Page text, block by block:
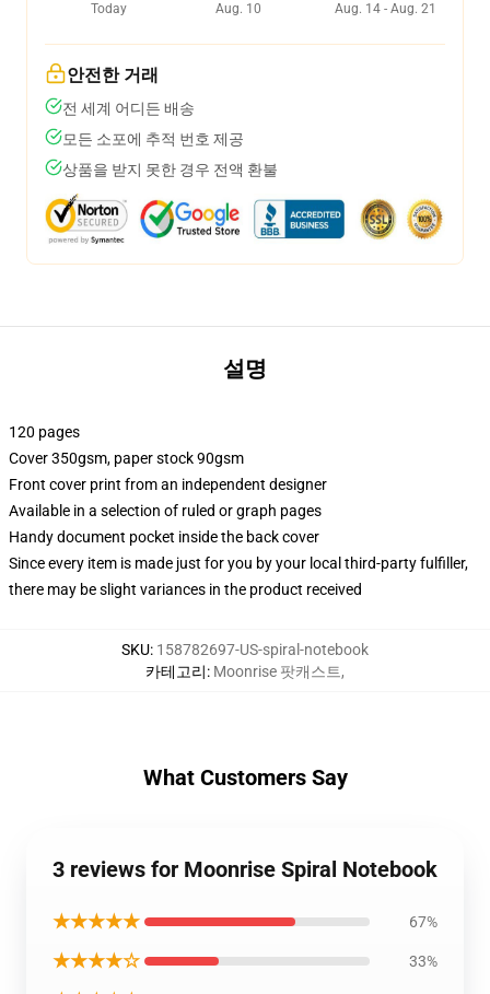
Today
Aug. 10
Aug. 14 - Aug. 21
안전한 거래
전 세계 어디든 배송
모든 소포에 추적 번호 제공
상품을 받지 못한 경우 전액 환불
설명
120 pages
Cover 350gsm, paper stock 90gsm
Front cover print from an independent designer
Available in a selection of ruled or graph pages
Handy document pocket inside the back cover
Since every item is made just for you by your local third-party fulfiller,
there may be slight variances in the product received
SKU: 158782697-US-spiral-notebook
카테고리: Moonrise 팟캐스트,
What Customers Say
3 reviews for Moonrise Spiral Notebook
★★★★★ 67%
★★★★☆ 33%